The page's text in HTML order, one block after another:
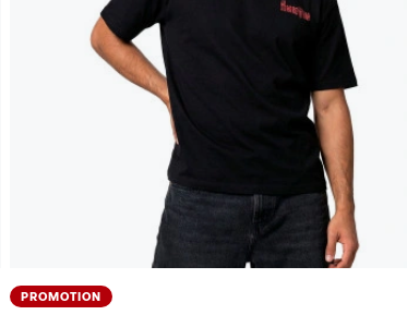
PROMOTION